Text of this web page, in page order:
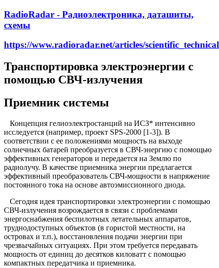
RadioRadar - Радиоэлектроника, даташиты,
схемы
https://www.radioradar.net/articles/
Транспортировка электроэнергии с
помощью СВЧ-излучения
Приемник системы
Концепция гелиоэлектростанций на ИСЗ* интенсивно
исследуется (например, проект SPS-2000 [1-3]). В
соответствии с ее положениями мощность на выходе
солнечных батарей преобразуется в СВЧ-энергию с помощью
эффективных генераторов и передается на Землю по
радиолучу. В качестве приемника энергии предлагается
эффективный преобразователь СВЧ-мощности в напряжение
постоянного тока на основе автоэмиссионного диода.
Сегодня идея транспортировки электроэнергии с помощью
СВЧ-излучения возрождается в связи с проблемами
энергоснабжения беспилотных летательных аппаратов,
труднодоступных объектов (в гористой местности, на
островах и т.п.), восстановления подачи энергии при
чрезвычайных ситуациях. При этом требуется передавать
мощность от единиц до десятков киловатт с помощью
компактных передатчика и приемника.